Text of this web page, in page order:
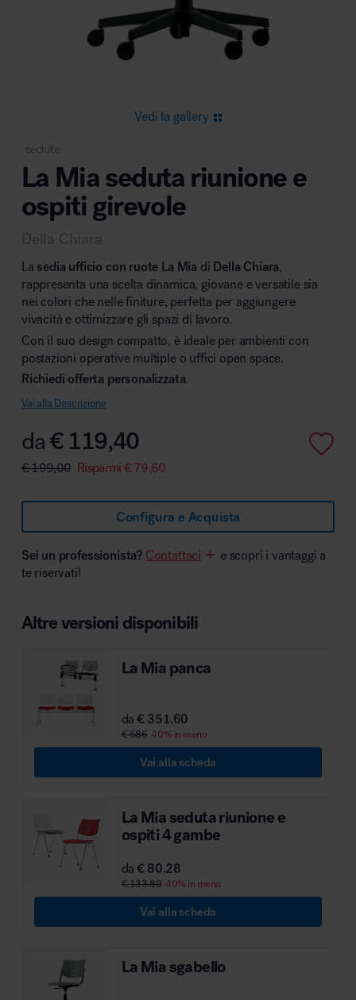
Area riunione e convegni
Area lounge e attesa
Area outdoor
Area hospitality
Vedi la gallery
sedute
La Mia seduta riunione e
ospiti girevole
Della Chiara
La sedia ufficio con ruote La Mia di Della Chiara,
rappresenta una scelta dinamica, giovane e versatile sia
nei colori che nelle finiture, perfetta per aggiungere
vivacità e ottimizzare gli spazi di lavoro.
Con il suo design compatto, è ideale per ambienti con
postazioni operative multiple o uffici open space.
Richiedi offerta personalizzata.
Vai alla Descrizione
da€119,40
€199,00 Risparmi €79,60
Configura e Acquista
Sei un professionista? Contattaci
e scopri i vantaggi a
te riservati!
Altre versioni disponibili
La Mia panca
da€ 351.60
€ 586 40% in meno
Vai alla scheda
La Mia seduta riunione e
ospiti 4 gambe
da€ 80.28
€ 133.80 40% in meno
Vai alla scheda
La Mia sgabello